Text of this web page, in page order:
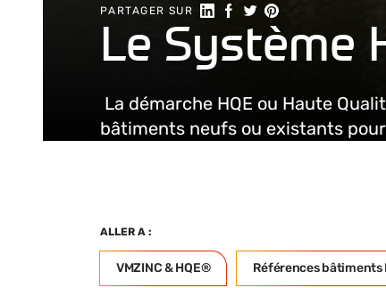
PARTAGER SUR Partager sur LinkedIn
Partager sur Facebook
Partager sur Twitter
Partager sur
Le Système
La démarche HQE ou Haute
bâtiments neufs ou existants
ALLER A :
VMZINC & HQE® Références bâtiments